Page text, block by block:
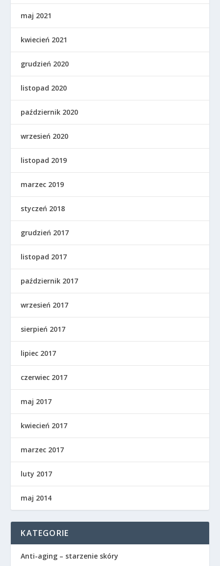
maj 2021
kwiecień 2021
grudzień 2020
listopad 2020
październik 2020
wrzesień 2020
listopad 2019
marzec 2019
styczeń 2018
grudzień 2017
listopad 2017
październik 2017
wrzesień 2017
sierpień 2017
lipiec 2017
czerwiec 2017
maj 2017
kwiecień 2017
marzec 2017
luty 2017
maj 2014
KATEGORIE
Anti-aging – starzenie skóry